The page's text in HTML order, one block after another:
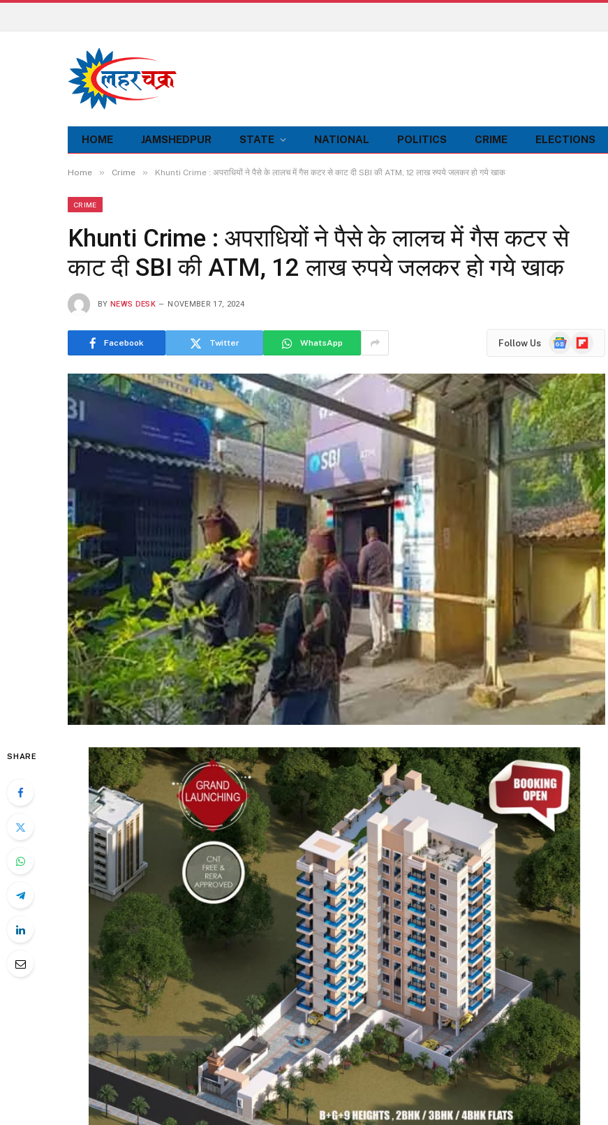
HOME JAMSHEDPUR STATE NATIONAL POLITICS CRIME ELECTIONS
Home » Crime » Khunti Crime : अपराधियों ने पैसे के लालच में गैस कटर से काट दी SBI की ATM, 12 लाख रुपये जलकर हो गये खाक
CRIME
Khunti Crime : अपराधियों ने पैसे के लालच में गैस कटर से
काट दी SBI की ATM, 12 लाख रुपये जलकर हो गये खाक
BY NEWS DESK NOVEMBER 17, 2024
Facebook Twitter WhatsApp Follow Us
GoogleFlipboard
SHARE